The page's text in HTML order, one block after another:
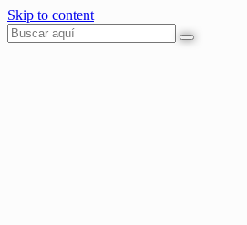
Skip to content